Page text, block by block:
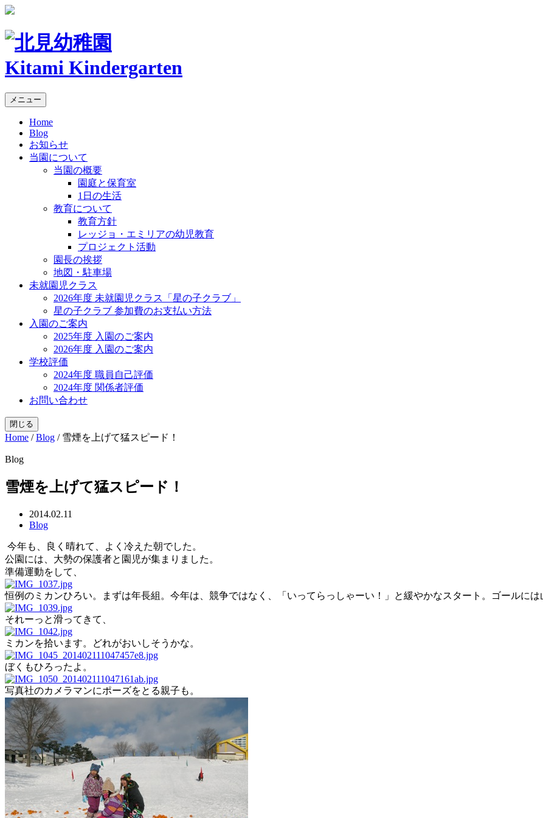
Kitami Kindergarten
メニュー
Home
Blog
お知らせ
当園について
当園の概要
園庭と保育室
1日の生活
教育について
教育方針
レッジョ・エミリアの幼児教育
プロジェクト活動
園長の挨拶
地図・駐車場
未就園児クラス
2026年度 未就園児クラス「星の子クラブ」
星の子クラブ 参加費のお支払い方法
入園のご案内
2025年度 入園のご案内
2026年度 入園のご案内
学校評価
2024年度 職員自己評価
2024年度 関係者評価
お問い合わせ
閉じる
Home /Blog / 雪煙を上げて猛スピード！
Blog
雪煙を上げて猛スピード！
2014.02.11
Blog
今年も、良く晴れて、よく冷えた朝でした。
公園には、大勢の保護者と園児が集まりました。
準備運動をして、
恒例のミカンひろい。まずは年長組。今年は、競争ではなく、「いってらっしゃーい！」と緩やかなスタート。ゴールには
それーっと滑ってきて、
ミカンを拾います。どれがおいしそうかな。
ぼくもひろったよ。
写真社のカメラマンにポーズをとる親子も。